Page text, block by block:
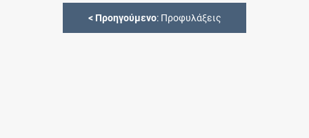
< Προηγούμενο: Προφυλάξεις